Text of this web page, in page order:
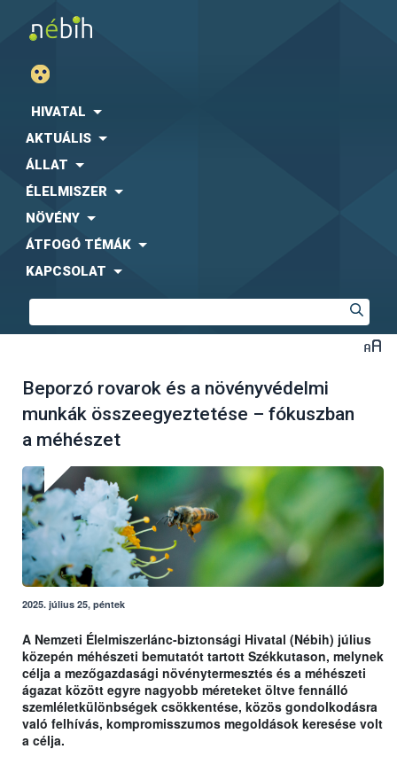
HIVATAL
AKTUÁLIS
ÁLLAT
ÉLELMISZER
NÖVÉNY
ÁTFOGÓ TÉMÁK
KAPCSOLAT
Beporzó rovarok és a növényvédelmi
munkák összeegyeztetése – fókuszban
a méhészet
2025. július 25, péntek
A Nemzeti Élelmiszerlánc-biztonsági Hivatal (Nébih) július
közepén méhészeti bemutatót tartott Székkutason, melynek
célja a mezőgazdasági növénytermesztés és a méhészeti
ágazat között egyre nagyobb méreteket öltve fennálló
szemléletkülönbségek csökkentése, közös gondolkodásra
való felhívás, kompromisszumos megoldások keresése volt
a célja.